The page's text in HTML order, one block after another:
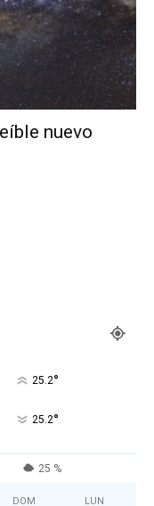
nuevo
25.2°
25.2°
25 %
DOM LUN